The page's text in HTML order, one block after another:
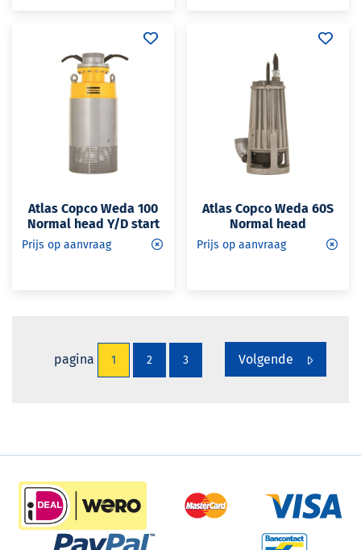
Atlas Copco Weda 100
Normal head Y/D start
Prijs op aanvraag
Atlas Copco Weda 60S
Normal head
Prijs op aanvraag
pagina 1 2 3 Volgende